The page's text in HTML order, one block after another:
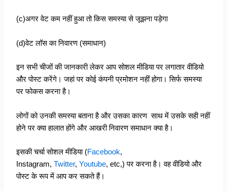
(c)अगर वेट कम नहीं हुआ तो किस समस्या से जूझना पड़ेगा
(d)वेट लॉस का निवारण (समाधान)
इन सभी चीजों की जानकारी लेकर आप सोशल मीडिया पर लगातार वीडियो
और पोस्ट करेंगे। जहां पर कोई कंपनी प्रमोशन नहीं होगा। सिर्फ समस्या
पर फोकस करना है।
लोगों को उनकी समस्या बताना है और उसका कारण साथ में उसके सही नहीं
होने पर क्या हालात होंगे और आखरी निवारण समाधान क्या है।
इसकी चर्चा सोशल मीडिया (Facebook,
Instagram,Twitter,Youtube, etc,) पर करना है। वह वीडियो और
पोस्ट के रूप में आप कर सकते हैं।